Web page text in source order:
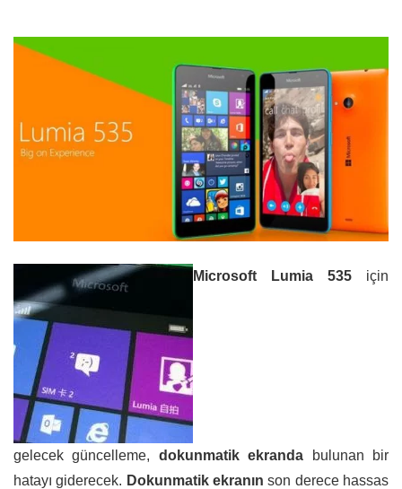
Microsoft Lumia 535 için
gelecek güncelleme, dokunmatik ekranda bulunan bir
hatayı giderecek. Dokunmatik ekranın son derece hassas